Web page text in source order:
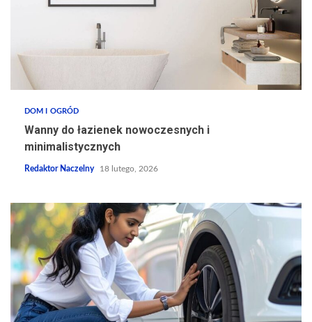
DOM I OGRÓD
Wanny do łazienek nowoczesnych i
minimalistycznych
Redaktor Naczelny 18 lutego, 2026